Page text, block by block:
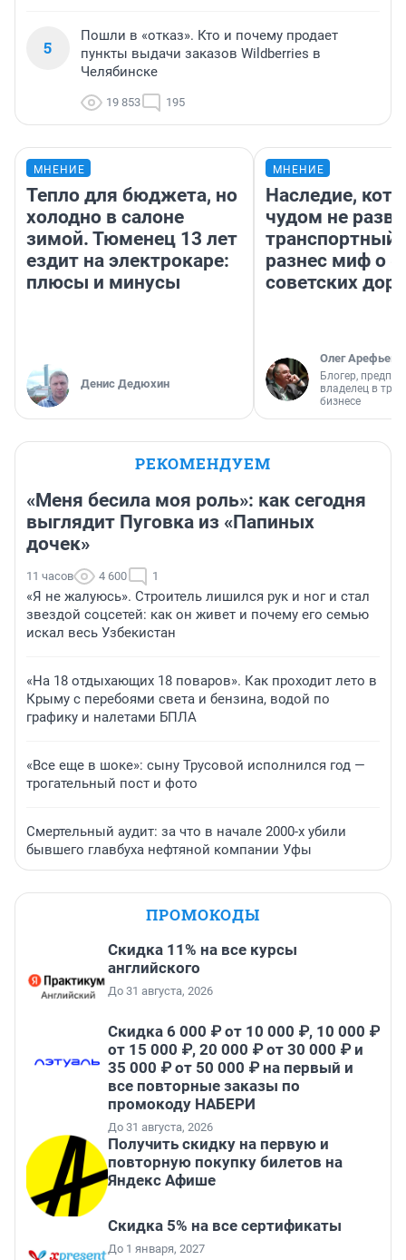
5
Пошли в «отказ». Кто и почему продает
пункты выдачи заказов Wildberries в
Челябинске
19 853 195
МНЕНИЕ
Тепло для бюджета, но
холодно в салоне
зимой. Тюменец 13 лет
ездит на электрокаре:
плюсы и минусы
Денис Дедюхин
МНЕНИЕ
Наследие,
чудом не
транспортный
разнес миф о
советских
Олег Арефьев
Блогер,
владелец в
бизнесе
РЕКОМЕНДУЕМ
«Меня бесила моя роль»: как сегодня
выглядит Пуговка из «Папиных
дочек»
11 часов 4 600 1
«Я не жалуюсь». Строитель лишился рук и ног и стал
звездой соцсетей: как он живет и почему его семью
искал весь Узбекистан
«На 18 отдыхающих 18 поваров». Как проходит лето в
Крыму с перебоями света и бензина, водой по
графику и налетами БПЛА
«Все еще в шоке»: сыну Трусовой исполнился год —
трогательный пост и фото
Смертельный аудит: за что в начале 2000-х убили
бывшего главбуха нефтяной компании Уфы
ПРОМОКОДЫ
Скидка 11% на все курсы
английского
До 31 августа, 2026
Скидка 6 000 ₽ от 10 000 ₽, 10 000 ₽
от 15 000 ₽, 20 000 ₽ от 30 000 ₽ и
35 000 ₽ от 50 000 ₽ на первый и
все повторные заказы по
промокоду НАБЕРИ
До 31 августа, 2026
Получить скидку на первую и
повторную покупку билетов на
Яндекс Афише
Скидка 5% на все сертификаты
До 1 января, 2027